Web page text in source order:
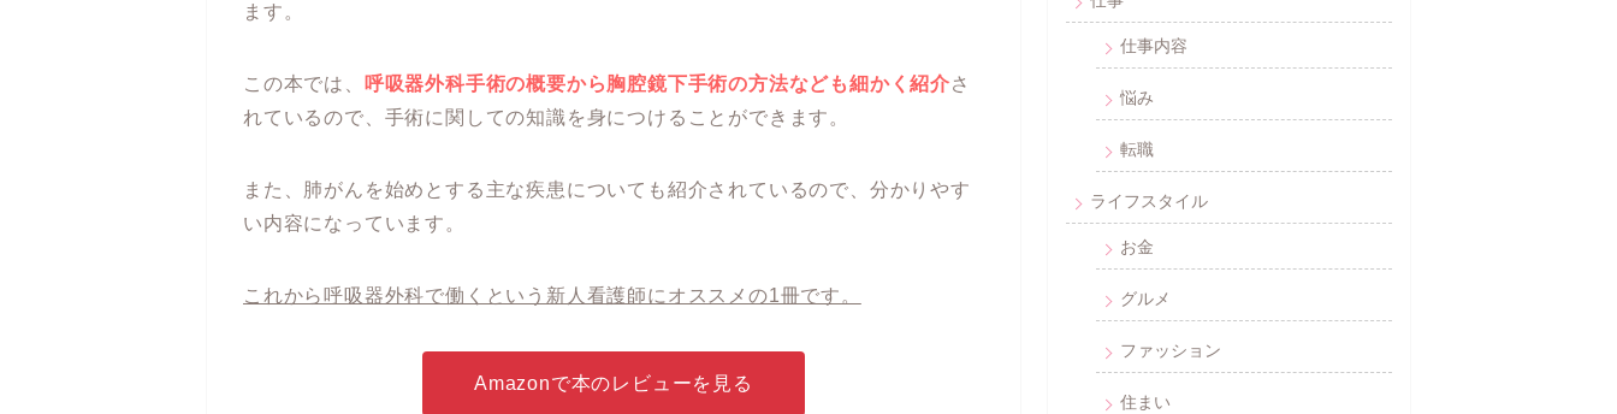
ます。
この本では、 呼吸器外科手術の概要から胸腔鏡下手術の方法なども細かく紹介さ
れているので、手術に関しての知識を身につけることができます。
また、肺がんを始めとする主な疾患についても紹介されているので、分かりやす
い内容になっています。
これから呼吸器外科で働くという新人看護師にオススメの1冊です。
Amazonで本のレビューを見る
仕事内容
悩み
転職
ライフスタイル
お金
グルメ
ファッション
住まい